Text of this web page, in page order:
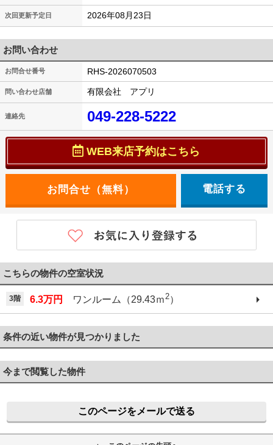
次回更新予定日 2026年08月23日
お問い合わせ
お問合せ番号 RHS-2026070503
問い合わせ店舗 有限会社 アプリ
連絡先 049-228-5222
WEB来店予約はこちら
電話する
こちらの物件の空室状況
3階 6.3万円 ワンルーム（29.43ｍ2）
条件の近い物件が見つかりました
今まで閲覧した物件
このページをメールで送る